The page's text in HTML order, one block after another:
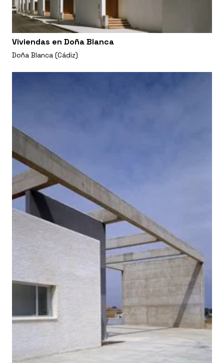
Viviendas en Doña Blanca
Doña Blanca (Cádiz)